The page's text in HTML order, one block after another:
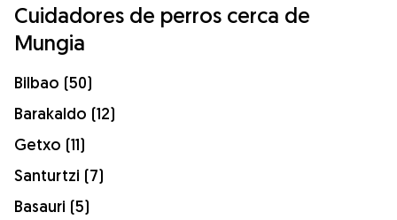
Cuidadores de perros cerca de
Mungia
Bilbao (50)
Barakaldo (12)
Getxo (11)
Santurtzi (7)
Basauri (5)